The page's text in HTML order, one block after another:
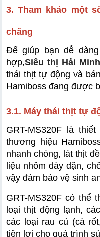
3. Tham khảo một
chăng
Để giúp bạn dễ
hợp,Siêu thị Hải Minh
thái thịt tự động và
Hamiboss đang được
3.1. Máy thái thịt tự
GRT-MS320F là
thương hiệu
nhanh chóng, lát thịt
liệu nhôm dày dặn,
vậy đảm bảo vệ sinh
GRT-MS320F có thể
loại thịt động lạnh,
các loại rau củ (cà
tiện lợi cho quá trình